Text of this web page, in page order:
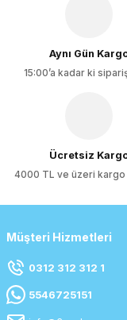
Aynı Gün
15:00’a kadar ki
Ücretsiz
4000 TL ve üzeri kargo
Müşteri Hizmetleri
0312 312 312 1
5546725151